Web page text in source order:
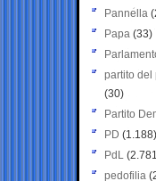
Pannella
Papa (33)
partito del
(30)
Partito
PD (1.188)
PdL
pedofilia